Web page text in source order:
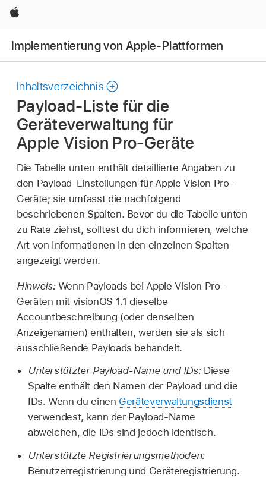
Apple
Implementierung von Apple-Plattformen
Inhaltsverzeichnis
Payload-Liste für die
Geräteverwaltung für
Apple Vision Pro-Geräte
Die Tabelle unten enthält detaillierte Angaben zu
den Payload-Einstellungen für Apple Vision Pro-
Geräte; sie umfasst die nachfolgend
beschriebenen Spalten. Bevor du die Tabelle unten
zu Rate ziehst, solltest du dich informieren, welche
Art von Informationen in den einzelnen Spalten
angezeigt werden.
Hinweis: Wenn Payloads bei Apple Vision Pro-
Geräten mit visionOS 1.1 dieselbe
Accountbeschreibung (oder denselben
Anzeigenamen) enthalten, werden sie als sich
ausschließende Payloads behandelt.
Unterstützter Payload-Name und IDs:Diese
Spalte enthält den Namen der Payload und die
IDs. Wenn du einen Geräteverwaltungsdienst
verwendest, kann der Payload-Name
abweichen, die IDs sind jedoch identisch.
Unterstützte Registrierungsmethoden:
Benutzerregistrierung und Geräteregistrierung.